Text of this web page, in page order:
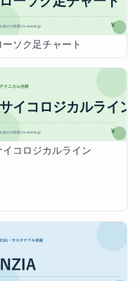
ーソク足チャート
イコロジカルライン